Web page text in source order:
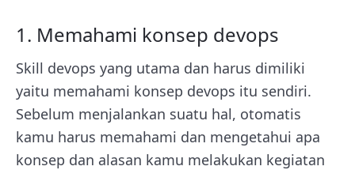
1. Memahami konsep devops
Skill devops yang utama dan harus dimiliki
yaitu memahami konsep devops itu sendiri.
Sebelum menjalankan suatu hal, otomatis
kamu harus memahami dan mengetahui apa
konsep dan alasan kamu melakukan kegiatan